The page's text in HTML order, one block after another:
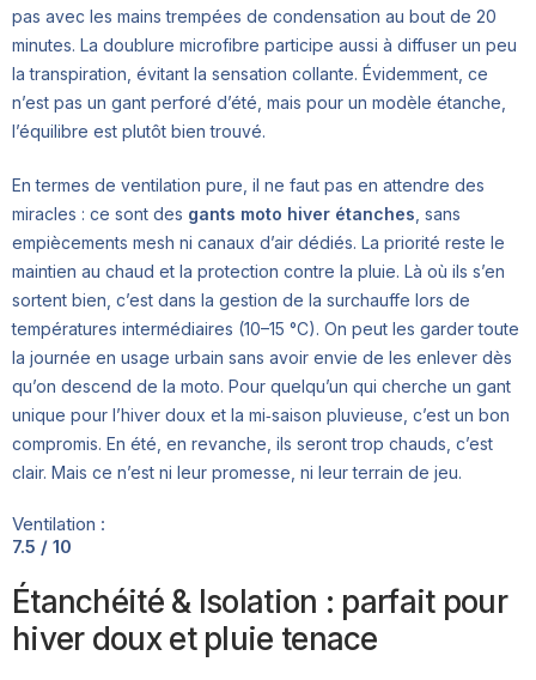
pas avec les mains trempées de condensation au bout de 20
minutes. La doublure microfibre participe aussi à diffuser un peu
la transpiration, évitant la sensation collante. Évidemment, ce
n’est pas un gant perforé d’été, mais pour un modèle étanche,
l’équilibre est plutôt bien trouvé.
En termes de ventilation pure, il ne faut pas en attendre des
miracles : ce sont des gants moto hiver étanches , sans
empiècements mesh ni canaux d’air dédiés. La priorité reste le
maintien au chaud et la protection contre la pluie. Là où ils s’en
sortent bien, c’est dans la gestion de la surchauffe lors de
températures intermédiaires (10–15 °C). On peut les garder toute
la journée en usage urbain sans avoir envie de les enlever dès
qu’on descend de la moto. Pour quelqu’un qui cherche un gant
unique pour l’hiver doux et la mi‑saison pluvieuse, c’est un bon
compromis. En été, en revanche, ils seront trop chauds, c’est
clair. Mais ce n’est ni leur promesse, ni leur terrain de jeu.
Ventilation :
7.5 / 10
Étanchéité & Isolation : parfait pour
hiver doux et pluie tenace